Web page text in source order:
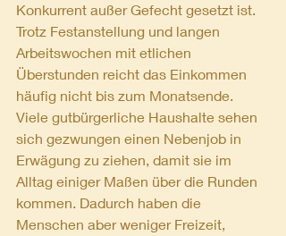
Konkurrent außer Gefecht gesetzt ist.
Trotz Festanstellung und langen
Arbeitswochen mit etlichen
Überstunden reicht das Einkommen
häufig nicht bis zum Monatsende.
Viele gutbürgerliche Haushalte sehen
sich gezwungen einen Nebenjob in
Erwägung zu ziehen, damit sie im
Alltag einiger Maßen über die Runden
kommen. Dadurch haben die
Menschen aber weniger Freizeit,